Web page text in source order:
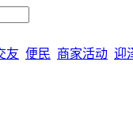
友 便民 商家活动 迎